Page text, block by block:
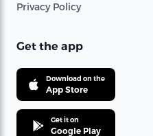
Privacy Policy
Get the app
Download on the
App Store
Get it on
Google Play